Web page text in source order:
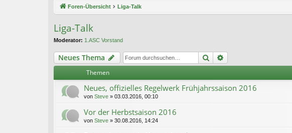
ug
riff
Foren-Übersicht Liga-Talk
Liga-Talk
Moderator: 1.ASC Vorstand
Neues Thema Suche
Themen
Neues, offizielles Regelwerk Frühjahrssaison 2016
von Steve » 03.03.2016, 00:10
Vor der Herbstsaison 2016
von Steve » 30.08.2016, 14:24